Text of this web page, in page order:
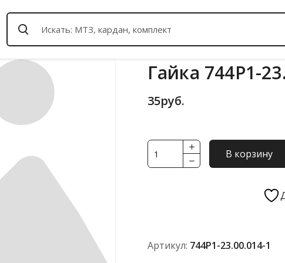
Гайка 744Р1-
35руб.
Количество
товара
В корзину
Артикул: 744Р1-23.00.014-1